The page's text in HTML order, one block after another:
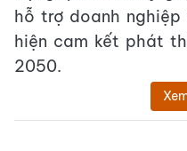
hỗ trợ doanh nghiệp
hiện cam kết phát
2050.